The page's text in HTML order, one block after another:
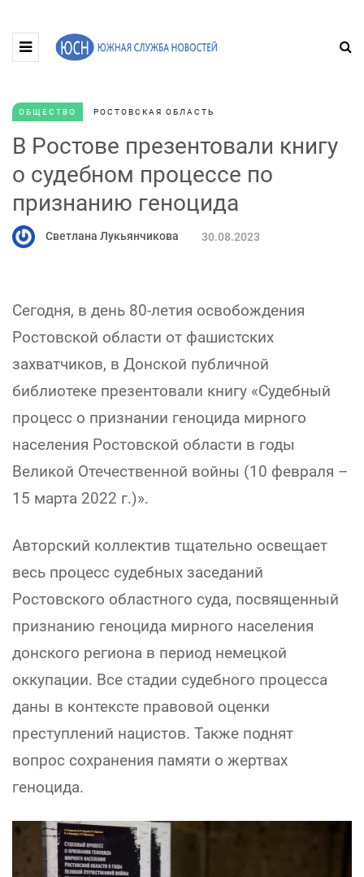
ОБЩЕСТВО РОСТОВСКАЯ ОБЛАСТЬ
В Ростове презентовали книгу
о судебном процессе по
признанию геноцида
Светлана Лукьянчикова 30.08.2023
Сегодня, в день 80-летия освобождения
Ростовской области от фашистских
захватчиков, в Донской публичной
библиотеке презентовали книгу «Судебный
процесс о признании геноцида мирного
населения Ростовской области в годы
Великой Отечественной войны (10 февраля –
15 марта 2022 г.)».
Авторский коллектив тщательно освещает
весь процесс судебных заседаний
Ростовского областного суда, посвященный
признанию геноцида мирного населения
донского региона в период немецкой
оккупации. Все стадии судебного процесса
даны в контексте правовой оценки
преступлений нацистов. Также поднят
вопрос сохранения памяти о жертвах
геноцида.